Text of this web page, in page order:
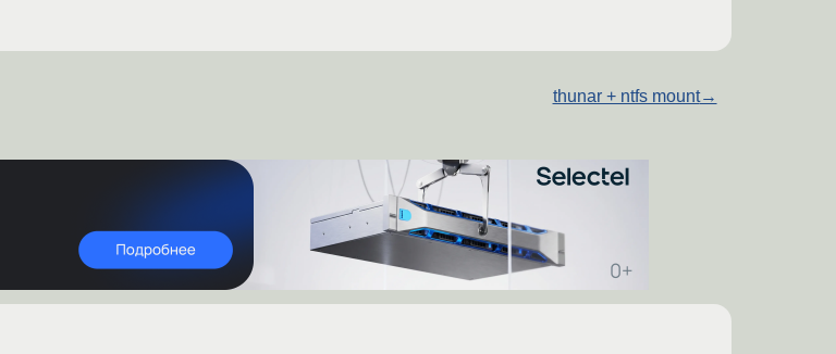
thunar + ntfs mount→